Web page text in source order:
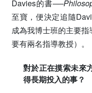
Davies的書──
至寶，便決定追隨
成為我博士班的主要
要有兩名指導教授）。
對於正在摸索未來
得長期投入的事？